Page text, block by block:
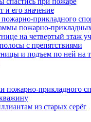
и его значение
прикладного
пожарно-
на четвертый этаж
с препятствиями
и подъем по ней на
пожарно-прикладного
из старых серёг